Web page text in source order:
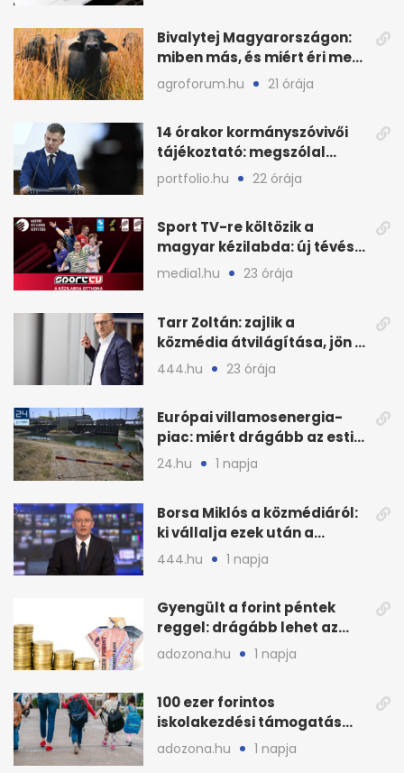
Bivalytej Magyarországon:
miben más, és miért éri meg
feldolgozni?
agroforum.hu 21 órája
14 órakor kormányszóvivői
tájékoztató: megszólal
Magyar Péter is
portfolio.hu 22 órája
Sport TV-re költözik a
magyar kézilabda: új tévés
megállapodás
media1.hu 23 órája
Tarr Zoltán: zajlik a
közmédia átvilágítása, jön a
nyilvános véleményezés
444.hu 23 órája
Európai villamosenergia-
piac: miért drágább az esti
áram Magyarországon
24.hu 1 napja
Borsa Miklós a közmédiáról:
ki vállalja ezek után a
munkát?
444.hu 1 napja
Gyengült a forint péntek
reggel: drágább lehet az
euró és a dollár
adozona.hu 1 napja
100 ezer forintos
iskolakezdési támogatás
2026 őszén: adózás,
munkáltatói plusz
adozona.hu 1 napja